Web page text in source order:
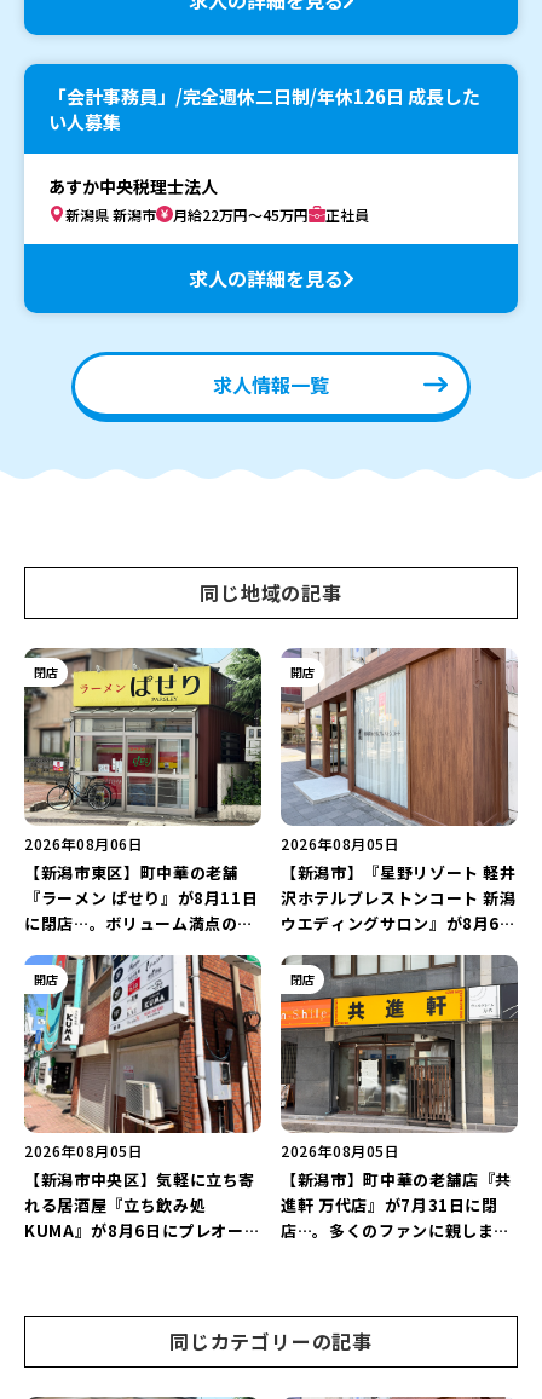
「会計事務員」/完全週休二日制/年休126日 成長した
い人募集
あすか中央税理士法人
新潟県 新潟市 月給22万円～45万円 正社員
求人の詳細を見る
求人情報一覧
同じ地域の記事
閉店
2026年08月06日
【新潟市東区】町中華の老舗
『ラーメン ぱせり』が8月11日
に閉店…。ボリューム満点の名
開店
2026年08月05日
【新潟市】『星野リゾート 軽井
沢ホテルブレストンコート 新潟
ウエディングサロン』が8月6日
グを万代で相談しよう♪
開店
2026年08月05日
【新潟市中央区】気軽に立ち寄
れる居酒屋『立ち飲み処
KUMA』が8月6日にプレオープ
閉店
2026年08月05日
【新潟市】町中華の老舗店『共
進軒 万代店』が7月31日に閉
店…。多くのファンに親しまれ
同じカテゴリーの記事